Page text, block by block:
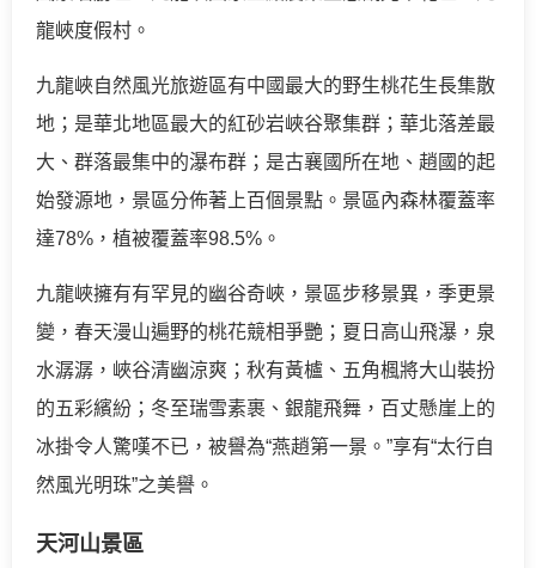
龍峽度假村。
九龍峽自然風光旅遊區有中國最大的野生桃花生長集散
地；是華北地區最大的紅砂岩峽谷聚集群；華北落差最
大、群落最集中的瀑布群；是古襄國所在地、趙國的起
始發源地，景區分佈著上百個景點。景區內森林覆蓋率
達78%，植被覆蓋率98.5%。
九龍峽擁有有罕見的幽谷奇峽，景區步移景異，季更景
變，春天漫山遍野的桃花競相爭艷；夏日高山飛瀑，泉
水潺潺，峽谷清幽涼爽；秋有黃櫨、五角楓將大山裝扮
的五彩繽紛；冬至瑞雪素裹、銀龍飛舞，百丈懸崖上的
冰掛令人驚嘆不已，被譽為“燕趙第一景。”享有“太行自
然風光明珠”之美譽。
天河山景區